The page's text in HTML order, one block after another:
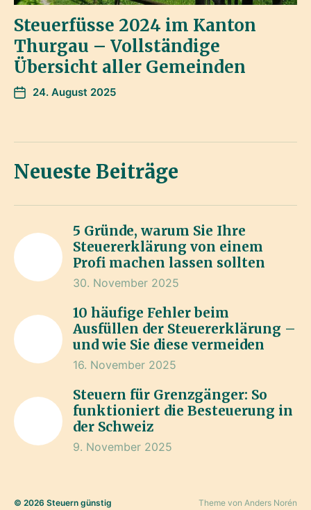
Steuerfüsse 2024 im Kanton
Thurgau – Vollständige
Übersicht aller Gemeinden
24. August 2025
Neueste Beiträge
5 Gründe, warum Sie Ihre
Steuererklärung von einem
Profi machen lassen sollten
30. November 2025
10 häufige Fehler beim
Ausfüllen der Steuererklärung –
und wie Sie diese vermeiden
16. November 2025
Steuern für Grenzgänger: So
funktioniert die Besteuerung in
der Schweiz
9. November 2025
© 2026 Steuern günstig Theme von Anders Norén